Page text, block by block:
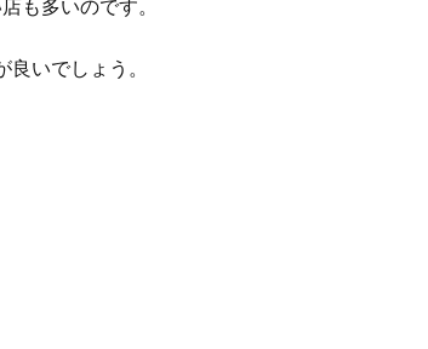
も多いのです。
いでしょう。